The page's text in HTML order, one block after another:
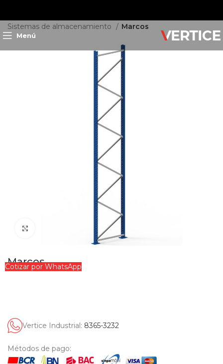
Menú
Sistemas de almacenamiento
Marcos
Marcos
Cotizar por WhatsApp
Vertice Industrial: 8365-3232
Métodos de pago: